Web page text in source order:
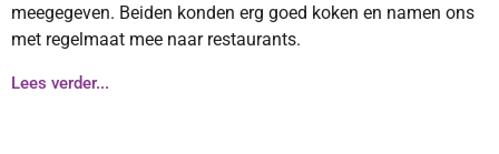
meegegeven. Beiden konden erg goed koken en namen ons
met regelmaat mee naar restaurants.
Lees verder...